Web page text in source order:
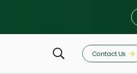
Contact Us